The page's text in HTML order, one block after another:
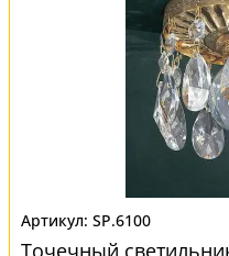
SP.6100
Точечный